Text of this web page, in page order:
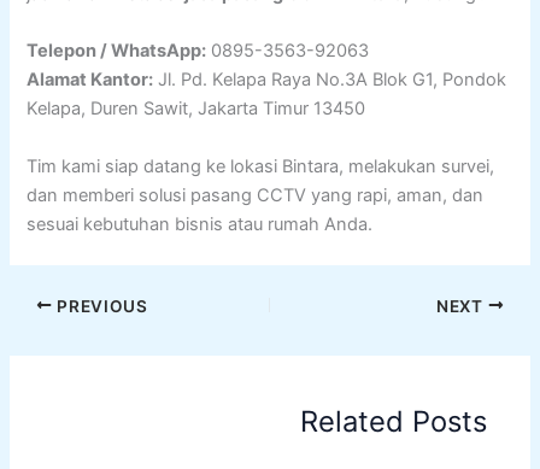
Telepon / WhatsApp: 0895-3563-92063
Alamat Kantor: Jl. Pd. Kelapa Raya No.3A Blok G1, Pondok
Kelapa, Duren Sawit, Jakarta Timur 13450
Tim kami siap datang ke lokasi Bintara, melakukan survei,
dan memberi solusi pasang CCTV yang rapi, aman, dan
sesuai kebutuhan bisnis atau rumah Anda.
PREVIOUS NEXT
Related Posts